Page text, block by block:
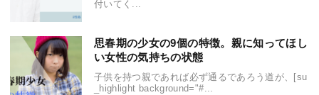
付いてく...
思春期の少女の9個の特徴。親に知ってほし
い女性の気持ちの状態
子供を持つ親であれば必ず通るであろう道が、[su
_highlight background="#...